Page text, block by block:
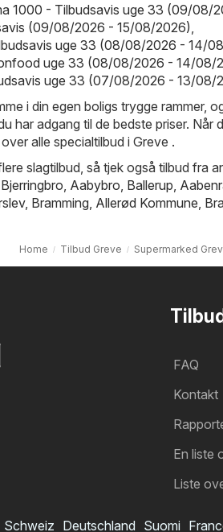
1000 - Tilbudsavis uge 33 (09/08/
(09/08/2026 - 15/08/2026)
uge 33 (08/08/2026 - 14/
uge 33 (08/08/2026 - 14/08/
uge 33 (07/08/2026 - 13/08/
i din egen boligs trygge rammer,
har adgang til de bedste priser. Når
alle specialtilbud i Greve .
slagtilbud, så tjek også tilbud fra
Bjerringbro Aabybro Ballerup
, Bramming Allerød Kommune
Home Tilbud Greve Supermarked
FAQ
Kontakt
En liste
Liste
Schweiz Deutschland Suomi